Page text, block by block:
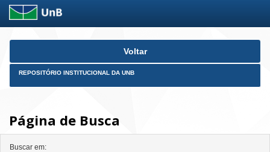
Skip
Voltar
REPOSITÓRIO INSTITUCIONAL DA UNB
Página de Busca
Buscar em: